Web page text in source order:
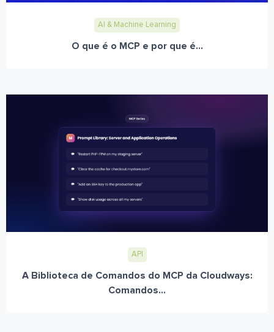
AI & Machine Learning
O que é o MCP e por que é...
API
A Biblioteca de Comandos do MCP da Cloudways:
Comandos...